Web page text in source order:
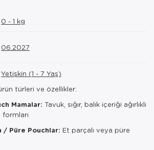
0 - 1 kg
06.2027
Yetişkin (1 - 7 Yaş)
türleri ve özellikler:
Mamalar: Tavuk, sığır, balık içeriği ağırlıklı
/ Püre Pouchlar: Et parçalı veya püre